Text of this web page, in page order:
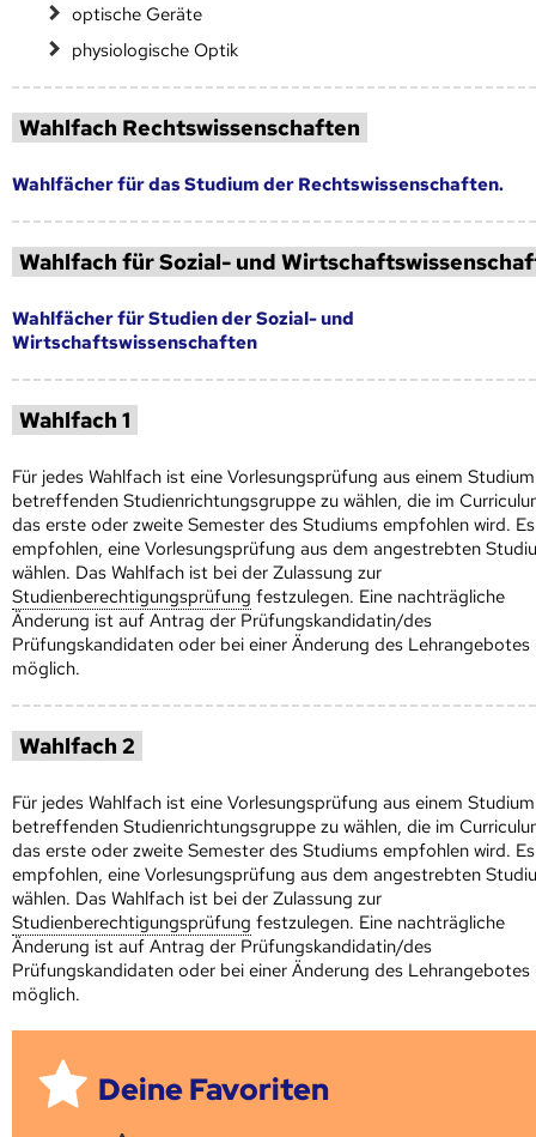
optische Geräte
physiologische Optik
Wahlfach Rechtswissenschaften
Wahlfächer für das Studium der Rechtswissenschaften.
Wahlfach für Sozial- und
Wahlfächer für Studien der Sozial- und
Wirtschaftswissenschaften
Wahlfach 1
Für jedes Wahlfach ist eine Vorlesungsprüfung aus einem
betreffenden Studienrichtungsgruppe zu wählen, die im
das erste oder zweite Semester des Studiums empfohlen wird.
empfohlen, eine Vorlesungsprüfung aus dem angestrebten
wählen. Das Wahlfach ist bei der Zulassung zur
Studienberechtigungsprüfung festzulegen. Eine nachträgliche
Änderung ist auf Antrag der Prüfungskandidatin/des
Prüfungskandidaten oder bei einer Änderung des Lehrangebotes
möglich.
Wahlfach 2
Für jedes Wahlfach ist eine Vorlesungsprüfung aus einem
betreffenden Studienrichtungsgruppe zu wählen, die im
das erste oder zweite Semester des Studiums empfohlen wird.
empfohlen, eine Vorlesungsprüfung aus dem angestrebten
wählen. Das Wahlfach ist bei der Zulassung zur
Studienberechtigungsprüfung festzulegen. Eine nachträgliche
Änderung ist auf Antrag der Prüfungskandidatin/des
Prüfungskandidaten oder bei einer Änderung des Lehrangebotes
möglich.
Deine Favoriten